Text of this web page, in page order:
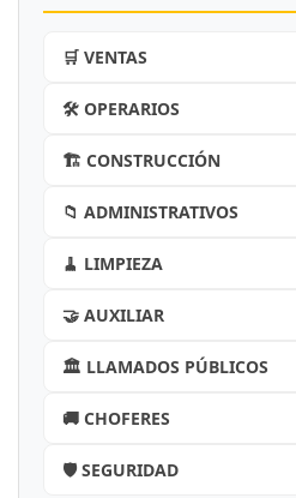
🛒 VENTAS
🛠️ OPERARIOS
🏗️ CONSTRUCCIÓN
📁 ADMINISTRATIVOS
🧹 LIMPIEZA
🤝 AUXILIAR
🏛️ LLAMADOS PÚBLICOS
🚚 CHOFERES
🛡️ SEGURIDAD